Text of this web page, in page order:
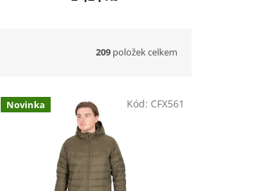
209 položek celkem
Novinka Kód: CFX561